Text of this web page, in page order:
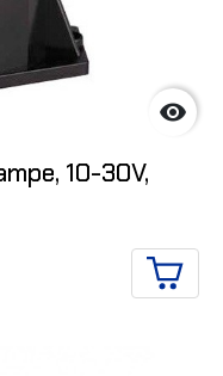

10-30V,
IN